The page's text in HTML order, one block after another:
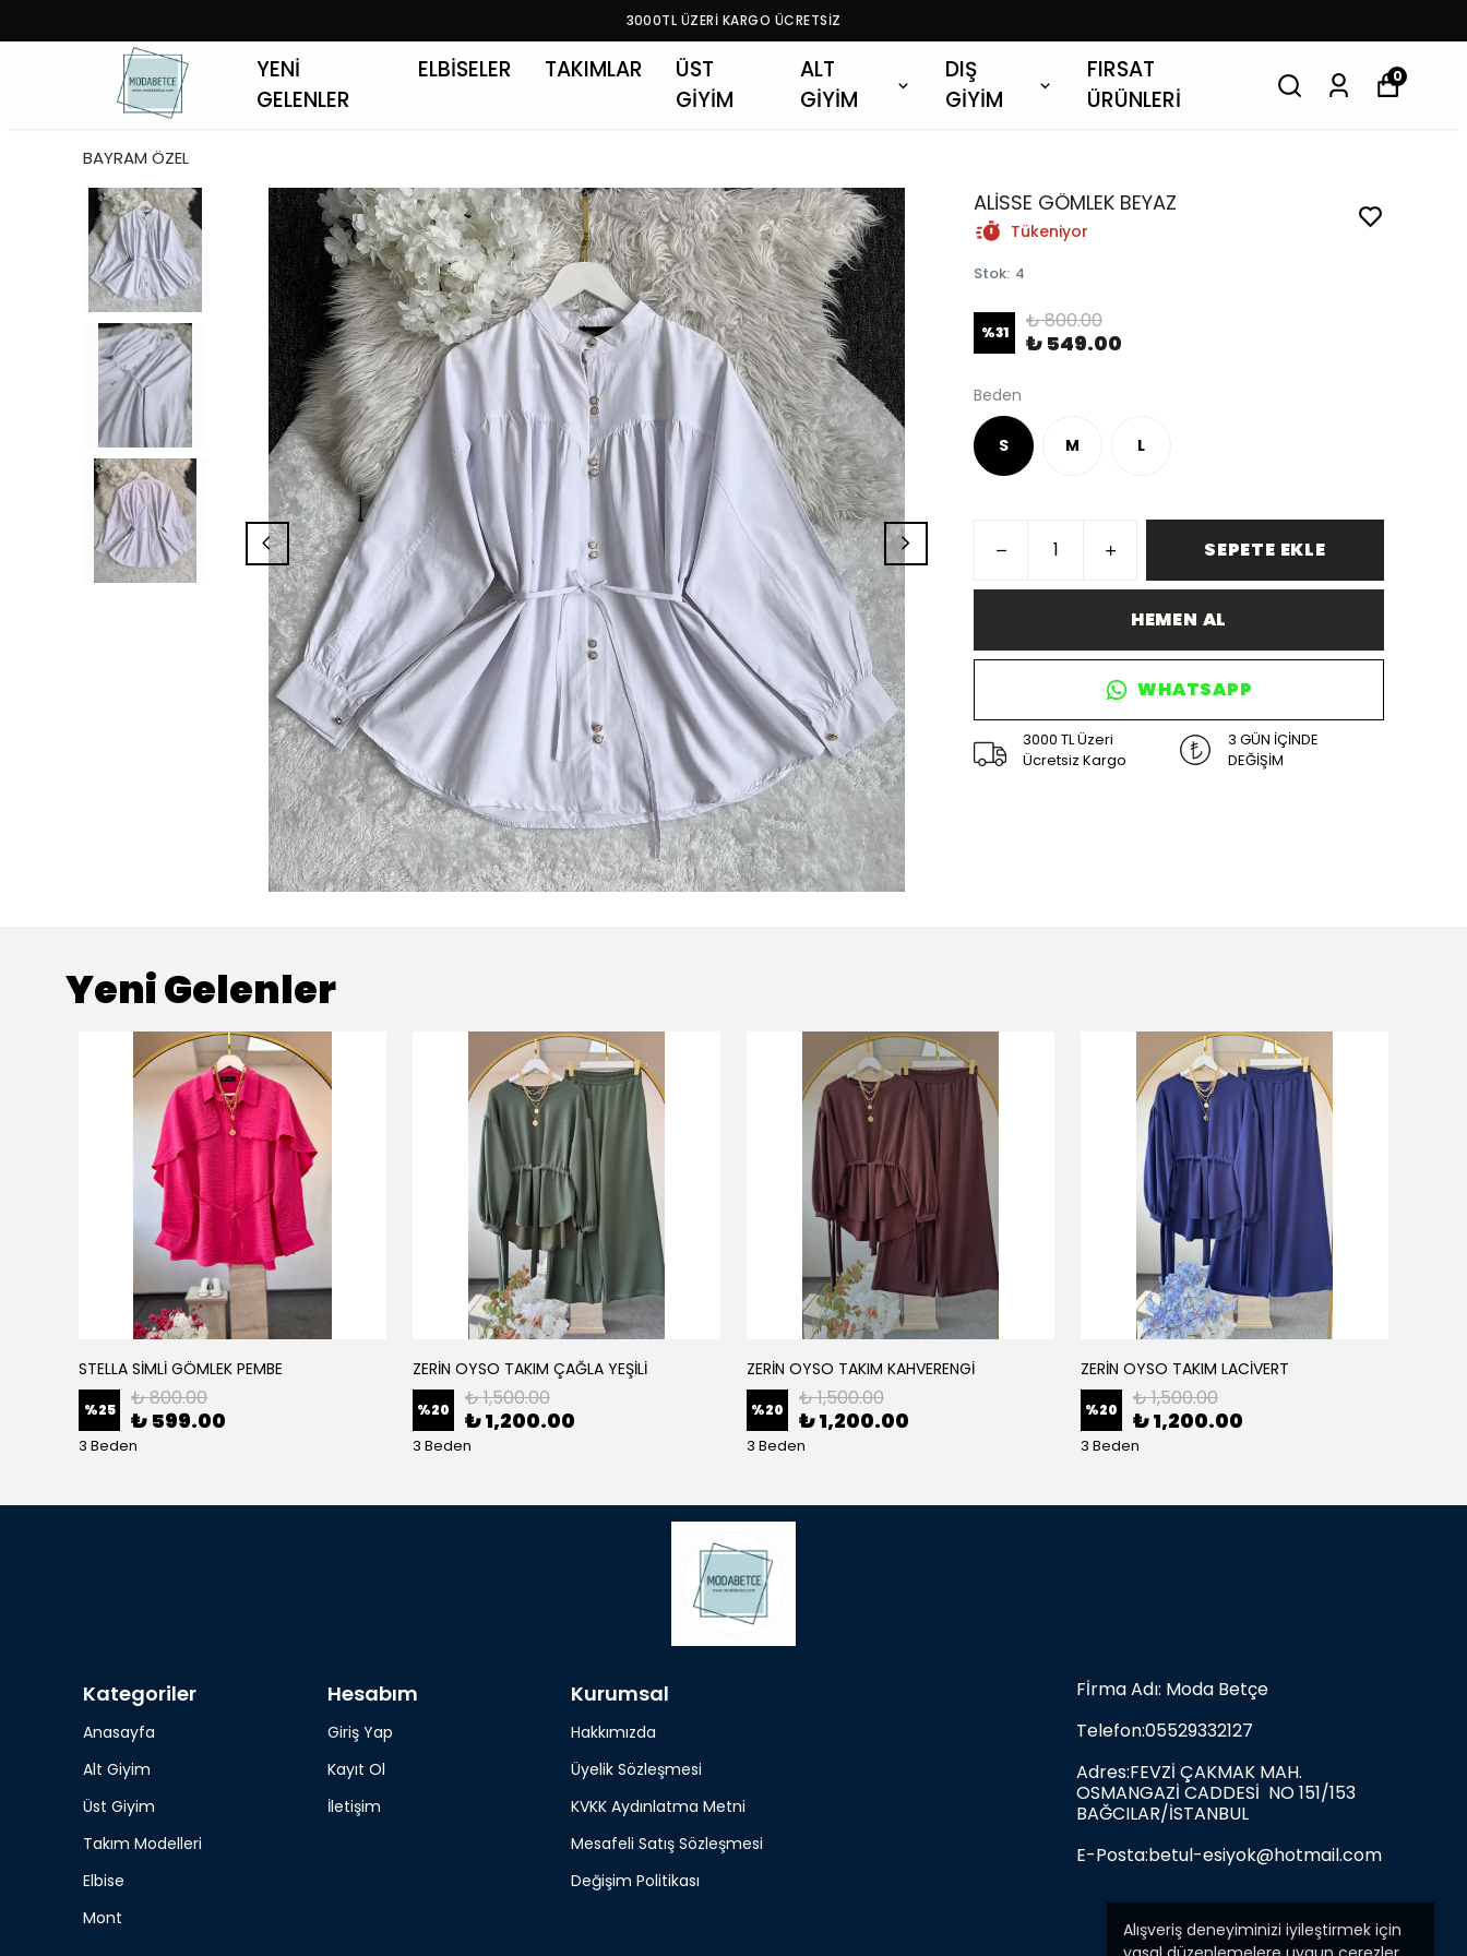
3000TL ÜZERİ KARGO ÜCRETSİZ
YENİ
GELENLER
ELBİSELER TAKIMLAR
ÜST
GİYİM
ALT
GİYİM
DIŞ
GİYİM
FIRSAT
ÜRÜNLERİ
0
Alışveriş deneyiminizi iyileştirmek için
BAYRAM ÖZEL
ALİSSE GÖMLEK BEYAZ
Tükeniyor
Stok: 4
%31 ₺ 800.00
₺ 549.00
Beden
S M L
SEPETE EKLE
HEMEN AL
WHATSAPP
3000 TL Üzeri
Ücretsiz Kargo
3 GÜN İÇİNDE
DEĞİŞİM
Yeni Gelenler
STELLA SİMLİ GÖMLEK PEMBE
%25 ₺ 800.00
₺ 599.00
3 Beden
ZERİN OYSO TAKIM ÇAĞLA YEŞİLİ
%20 ₺ 1,500.00
₺ 1,200.00
3 Beden
ZERİN OYSO TAKIM KAHVERENGİ
%20 ₺ 1,500.00
₺ 1,200.00
3 Beden
ZERİN OYSO TAKIM LACİVERT
%20 ₺ 1,500.00
₺ 1,200.00
3 Beden
Kategoriler
Anasayfa
Alt Giyim
Üst Giyim
Takım Modelleri
Elbise
Mont
Hesabım
Giriş Yap
Kayıt Ol
İletişim
Kurumsal
Hakkımızda
Üyelik Sözleşmesi
KVKK Aydınlatma Metni
Mesafeli Satış Sözleşmesi
Değişim Politikası
Fİrma Adı: Moda Betçe
Telefon:05529332127
Adres:FEVZİ ÇAKMAK MAH.
OSMANGAZİ CADDESİ NO 151/153
BAĞCILAR/İSTANBUL
E-Posta:betul-esiyok@hotmail.com